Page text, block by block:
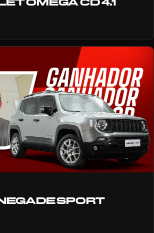
OMEGA CD 4.1
SPORT